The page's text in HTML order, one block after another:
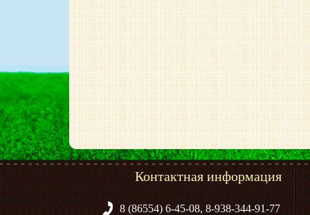
Контактная информация
8 (86554) 6-45-08, 8-938-344-91-77